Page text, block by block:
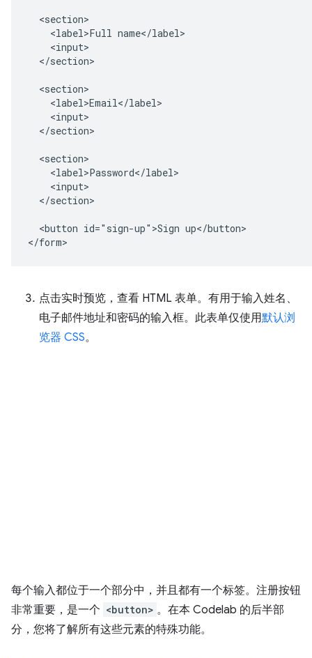
  <section>
    <label>Full name</label>
    <input>
  </section>
  <section>
    <label>Email</label>
    <input>
  </section>
  <section>
    <label>Password</label>
    <input>
  </section>
  <button id="sign-up">Sign up</button>
点击实时预览，查看 HTML 表单。有用于输入姓名、
电子邮件地址和密码的输入框。此表单仅使用默认浏
览器 CSS。
每个输入都位于一个部分中，并且都有一个标签。注册按钮
非常重要，是一个 <button> 。在本 Codelab 的后半部
分，您将了解所有这些元素的特殊功能。